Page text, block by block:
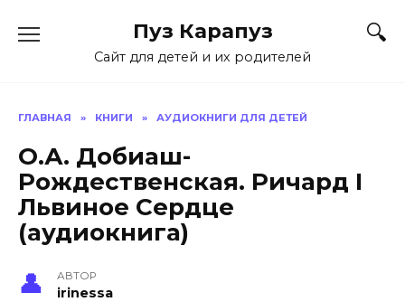
Пуз Карапуз
Сайт для детей и их родителей
ГЛАВНАЯ » КНИГИ » АУДИОКНИГИ ДЛЯ ДЕТЕЙ
О.А. Добиаш-
Рождественская. Ричард I
Львиное Сердце
(аудиокнига)
АВТОР
irinessa